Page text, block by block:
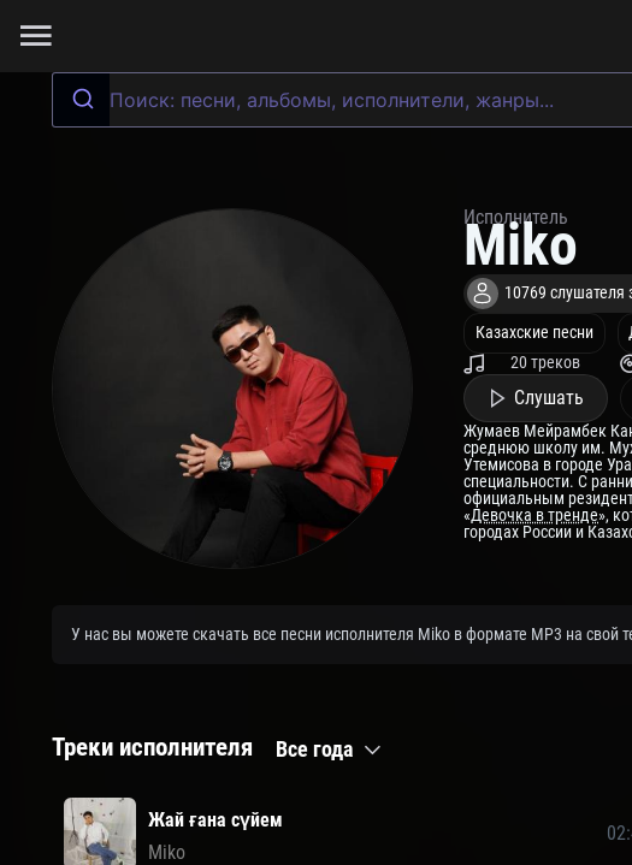
Исполнитель
Miko
10769 слушателя
Казахские песни
20 треков
Слушать
Жумаев Мейрамбек
среднюю школу им.
Утемисова в городе
специальности. С
официальным
«Девочка в тренде»,
городах России и
У нас вы можете скачать все песни исполнителя Miko в формате MP3 на
Треки исполнителя Все года
Жай ғана сүйем
Miko